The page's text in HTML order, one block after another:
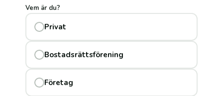
Vem är du?
Privat
Bostadsrättsförening
Företag